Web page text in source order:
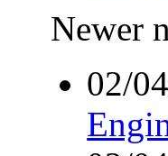
Newer
02/